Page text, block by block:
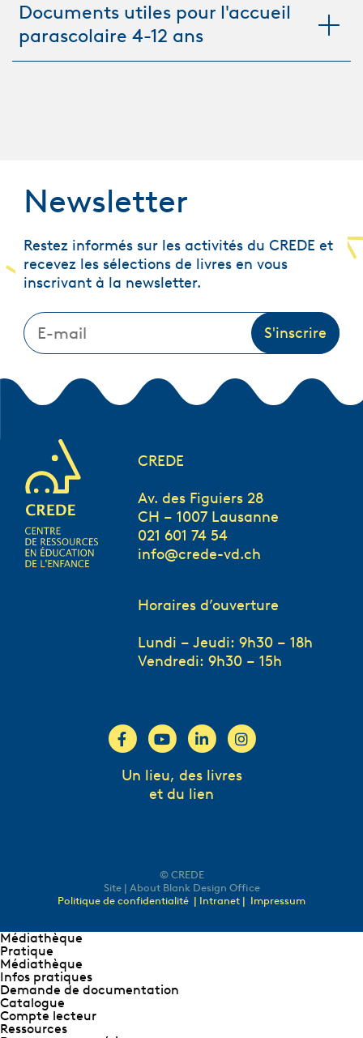
Documents utiles pour l'accueil
parascolaire 4-12 ans
Newsletter
Restez informés sur les activités du CREDE et
recevez les sélections de livres en vous
inscrivant à la newsletter.
CREDE
Av. des Figuiers 28
CH – 1007 Lausanne
021 601 74 54
info@crede-vd.ch
Horaires d’ouverture
Lundi – Jeudi: 9h30 – 18h
Vendredi: 9h30 – 15h
Un lieu, des livres
et du lien
© CREDE
Site | About Blank Design Office
Politique de confidentialité | Intranet | Impressum
Médiathèque
Pratique
Médiathèque
Infos pratiques
Demande de documentation
Catalogue
Compte lecteur
Ressources